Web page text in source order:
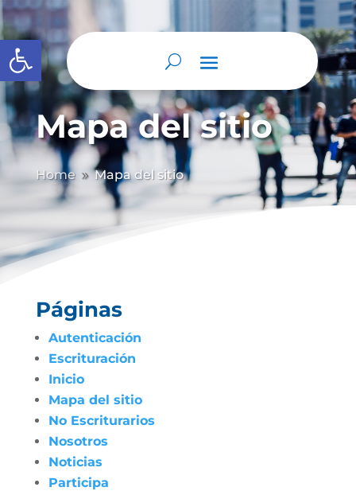
Abrir barra de herramientas
Mapa del sitio
Home 9 Mapa del sitio
Páginas
Autenticación
Escrituración
Inicio
Mapa del sitio
No Escriturarios
Nosotros
Noticias
Participa